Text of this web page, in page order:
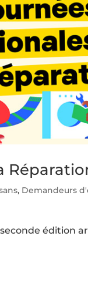
, Demandeurs
édition